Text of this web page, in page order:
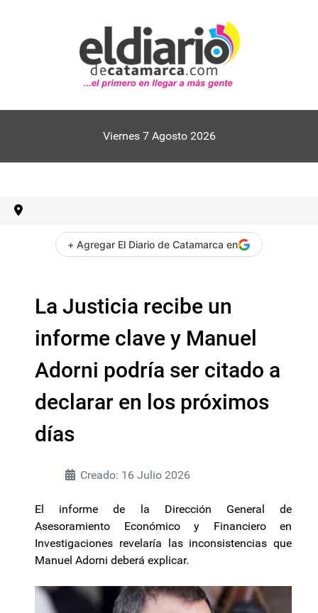
Viernes 7 Agosto 2026
+ Agregar El Diario de Catamarca en
La Justicia recibe un
informe clave y Manuel
Adorni podría ser citado a
declarar en los próximos
días
Creado: 16 Julio 2026
El informe de la Dirección General de
Asesoramiento Económico y Financiero en
Investigaciones revelaría las inconsistencias que
Manuel Adorni deberá explicar.